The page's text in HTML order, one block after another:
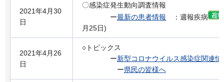
2021年4月30
日
〇感染症発生動向調査情報
ー最新の患者情報 ：週報疾病
月25日)
2021年4月26
日
○トピックス
ー新型コロナウイルス感染症関連情
ー県民の皆様へ